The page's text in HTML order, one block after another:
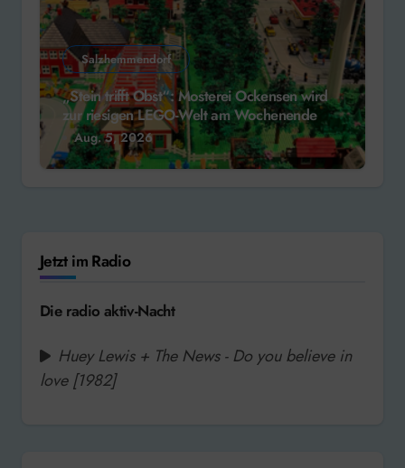
Salzhemmendorf
„Stein trifft Obst“: Mosterei Ockensen wird
zur riesigen LEGO-Welt am Wochenende
Aug. 5, 2026
Jetzt im Radio
Die radio aktiv-Nacht
Huey Lewis + The News - Do you believe in
love [1982]